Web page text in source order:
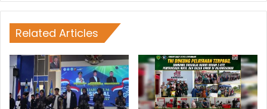
Related Articles